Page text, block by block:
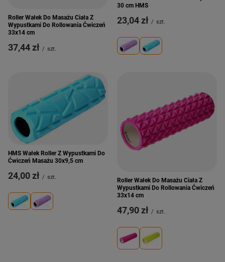
Roller Wałek Do Masażu Ciała Z
Wypustkami Do Rollowania Ćwiczeń
33x14 cm
37,44 zł / szt.
30 cm HMS
23,04 zł / szt.
HMS Wałek Roller Z Wypustkami Do
Ćwiczeń Masażu 30x9,5 cm
24,00 zł / szt.
Roller Wałek Do Masażu Ciała Z
Wypustkami Do Rollowania Ćwiczeń
33x14 cm
47,90 zł / szt.